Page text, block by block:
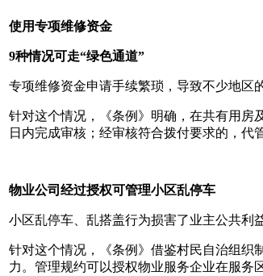
使用专项维修资金
9种情况可走“绿色通道”
专项维修资金申请手续繁琐，导致不少地区
针对这个情况，《条例》明确，在共有用房
日内完成审核；经审核符合拨付要求的，代
物业公司经过授权可管理小区乱停车
小区乱停车、乱搭盖行为损害了业主公共利
针对这个情况，《条例》借鉴村民自治组织
力。管理规约可以授权物业服务企业在服务